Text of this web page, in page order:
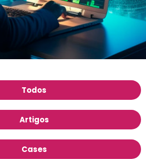
Todos
Artigos
Cases